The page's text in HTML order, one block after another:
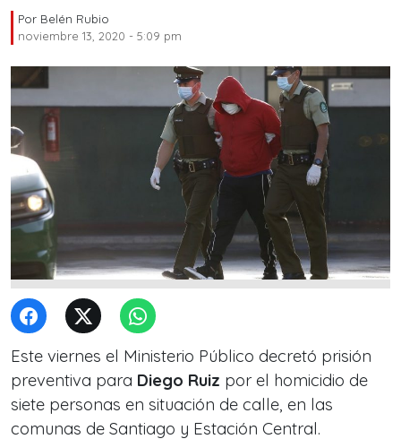
Por Belén Rubio
noviembre 13, 2020 - 5:09 pm
Este viernes el Ministerio Público decretó prisión
preventiva para Diego Ruiz por el homicidio de
siete personas en situación de calle, en las
comunas de Santiago y Estación Central.